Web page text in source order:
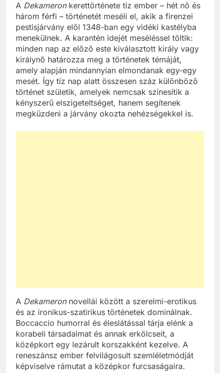
A Dekameronkerettörténete tíz ember – hét nő és
három férfi – történetét meséli el, akik a firenzei
pestisjárvány elől 1348-ban egy vidéki kastélyba
menekülnek. A karantén idejét meséléssel töltik:
minden nap az előző este kiválasztott király vagy
királynő határozza meg a történetek témáját,
amely alapján mindannyian elmondanak egy-egy
mesét. Így tíz nap alatt összesen száz különböző
történet születik, amelyek nemcsak színesítik a
kényszerű elszigeteltséget, hanem segítenek
megküzdeni a járvány okozta nehézségekkel is.
A Dekameronnovellái között a szerelmi-erotikus
és az ironikus-szatirikus történetek dominálnak.
Boccaccio humorral és éleslátással tárja elénk a
korabeli társadalmat és annak erkölcseit, a
középkort egy lezárult korszakként kezelve. A
reneszánsz ember felvilágosult szemléletmódját
képviselve rámutat a középkor furcsaságaira.